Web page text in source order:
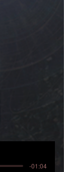
-01:04